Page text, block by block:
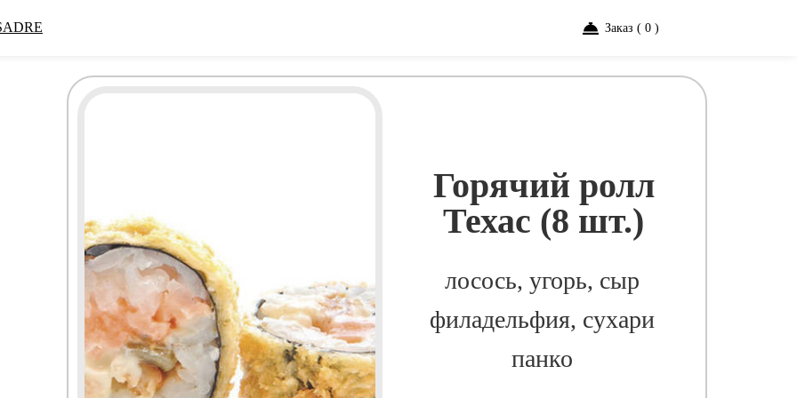
Заказ ( 0 )
Горячий ролл
Техас (8 шт.)
лосось, угорь, сыр
филадельфия, сухари
панко